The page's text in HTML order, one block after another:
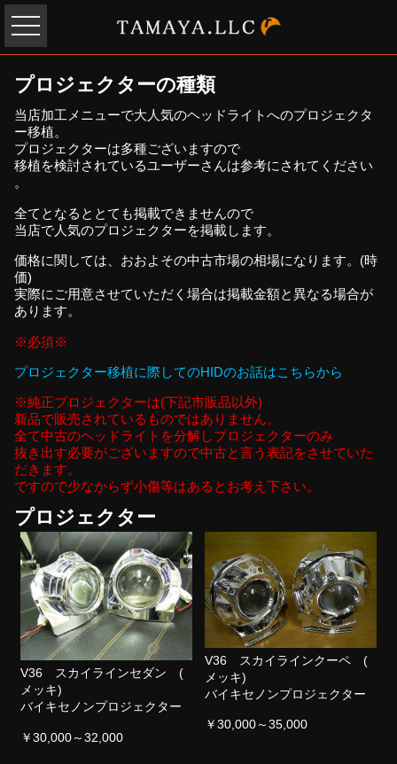
プロジェクターの種類
当店加工メニューで大人気のヘッドライトへのプロジェクタ
ー移植。
プロジェクターは多種ございますので
移植を検討されているユーザーさんは参考にされてください
。
全てとなるととても掲載できませんので
当店で人気のプロジェクターを掲載します。
価格に関しては、おおよその中古市場の相場になります。(時
価)
実際にご用意させていただく場合は掲載金額と異なる場合が
あります。
※必須※
プロジェクター移植に際してのHIDのお話はこちらから
※純正プロジェクターは(下記市販品以外)
新品で販売されているものではありません。
全て中古のヘッドライトを分解しプロジェクターのみ
抜き出す必要がございますので中古と言う表記をさせていた
だきます。
ですので少なからず小傷等はあるとお考え下さい。
プロジェクター
V36 スカイラインセダン (
メッキ)
バイキセノンプロジェクター
￥30,000～32,000
V36 スカイラインクーペ (
メッキ)
バイキセノンプロジェクター
￥30,000～35,000